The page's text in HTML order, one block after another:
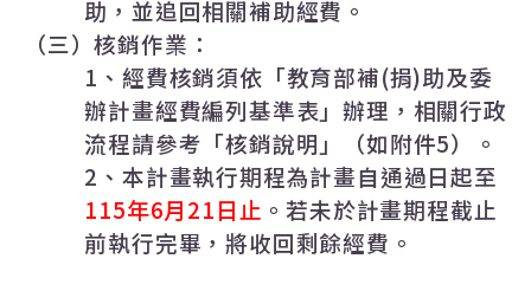
助，並追回相關補助經費。
（三）核銷作業：
1 、經費核銷須依「教育部補(捐)助及委
辦計畫經費編列基準表」辦理，相關行政
流程請參考「核銷說明」（如附件5）。
2 、本計畫執行期程為計畫自通過日起至
115年6月21日止 。若未於計畫期程截止
前執行完畢，將收回剩餘經費。